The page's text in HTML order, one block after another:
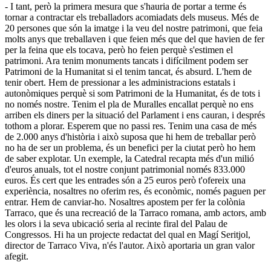
- I tant, però la primera mesura que s'hauria de portar a terme és
tornar a contractar els treballadors acomiadats dels museus. Més de
20 persones que són la imatge i la veu del nostre patrimoni, que feia
molts anys que treballaven i que feien més que del que havien de fer
per la feina que els tocava, però ho feien perquè s'estimen el
patrimoni. Ara tenim monuments tancats i difícilment podem ser
Patrimoni de la Humanitat si el tenim tancat, és absurd. L'hem de
tenir obert. Hem de pressionar a les administracions estatals i
autonòmiques perquè si som Patrimoni de la Humanitat, és de tots i
no només nostre. Tenim el pla de Muralles encallat perquè no ens
arriben els diners per la situació del Parlament i ens cauran, i després
tothom a plorar. Esperem que no passi res. Tenim una casa de més
de 2.000 anys d'història i això suposa que hi hem de treballar però
no ha de ser un problema, és un benefici per la ciutat però ho hem
de saber explotar. Un exemple, la Catedral recapta més d'un milió
d'euros anuals, tot el nostre conjunt patrimonial només 833.000
euros. És cert que les entrades són a 25 euros però t'ofereix una
experiència, nosaltres no oferim res, és econòmic, només paguen per
entrar. Hem de canviar-ho. Nosaltres apostem per fer la colònia
Tarraco, que és una recreació de la Tarraco romana, amb actors, amb
les olors i la seva ubicació seria al recinte firal del Palau de
Congressos. Hi ha un projecte redactat del qual en Magí Seritjol,
director de Tarraco Viva, n'és l'autor. Això aportaria un gran valor
afegit.